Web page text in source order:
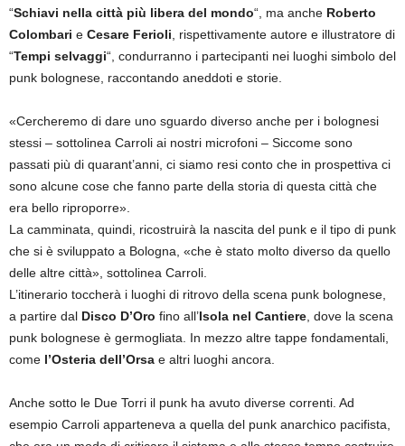
“Schiavi nella città più libera del mondo“, ma anche Roberto
Colombari e Cesare Ferioli, rispettivamente autore e illustratore di
“Tempi selvaggi“, condurranno i partecipanti nei luoghi simbolo del
punk bolognese, raccontando aneddoti e storie.
«Cercheremo di dare uno sguardo diverso anche per i bolognesi
stessi – sottolinea Carroli ai nostri microfoni – Siccome sono
passati più di quarant’anni, ci siamo resi conto che in prospettiva ci
sono alcune cose che fanno parte della storia di questa città che
era bello riproporre».
La camminata, quindi, ricostruirà la nascita del punk e il tipo di punk
che si è sviluppato a Bologna, «che è stato molto diverso da quello
delle altre città», sottolinea Carroli.
L’itinerario toccherà i luoghi di ritrovo della scena punk bolognese,
a partire dal Disco D’Oro fino all’Isola nel Cantiere, dove la scena
punk bolognese è germogliata. In mezzo altre tappe fondamentali,
come l’Osteria dell’Orsa e altri luoghi ancora.
Anche sotto le Due Torri il punk ha avuto diverse correnti. Ad
esempio Carroli apparteneva a quella del punk anarchico pacifista,